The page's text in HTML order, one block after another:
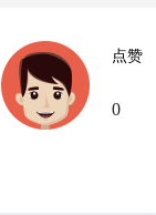
点赞
0